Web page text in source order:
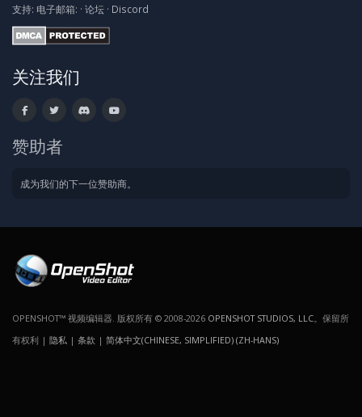
支持: 电子邮箱: · 论坛 · Discord
关注我们
赞助者
成为我们的下一位赞助商。
OPENSHOT™ 视频编辑器. 版权所有 © 2008-2026 OPENSHOT STUDIOS, LLC。保留所
有权利 | 隐私 | 条款 | 简体中文(CHINESE, SIMPLIFIED) (ZH-HANS)